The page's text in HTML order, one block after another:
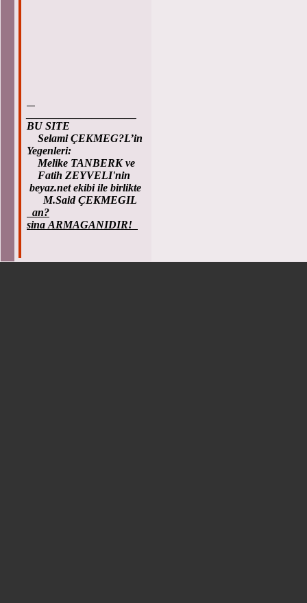
BU SITE
Selami ÇEKMEG?L’in
Yegenleri:
Melike TANBERK ve
Fatih ZEYVELI'nin
beyaz.net ekibi ile birlikte
M.Said ÇEKMEGIL
an?
sina ARMAGANIDIR!